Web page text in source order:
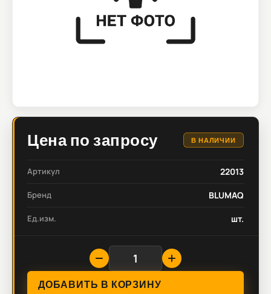
Цена по запросу В НАЛИЧИИ
Артикул 22013
Бренд BLUMAQ
Ед.изм. шт.
ДОБАВИТЬ В КОРЗИНУ